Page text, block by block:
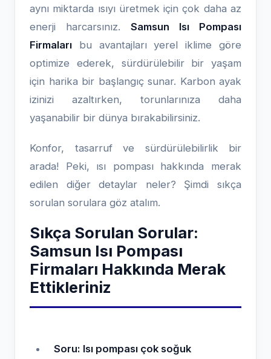
aynı miktarda ısıyı üretmek için çok daha az
enerji harcarsınız. Samsun Isı Pompası
Firmaları bu avantajları yerel iklime göre
optimize ederek, sürdürülebilir bir yaşam
için harika bir başlangıç sunar. Karbon ayak
izinizi azaltırken, torunlarınıza daha
yaşanabilir bir dünya bırakabilirsiniz.
Konfor, tasarruf ve sürdürülebilirlik bir
arada! Peki, ısı pompası hakkında merak
edilen diğer detaylar neler? Şimdi sıkça
sorulan sorulara göz atalım.
Sıkça Sorulan Sorular:
Samsun Isı Pompası
Firmaları Hakkında Merak
Ettikleriniz
Soru: Isı pompası çok soğuk